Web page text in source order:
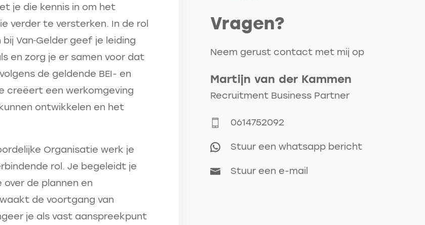
je die kennis in om het
verder te versterken. In de rol
Van Gelder geef je leiding
en zorg je er samen voor dat
de geldende BEI- en
creëert een werkomgeving
ontwikkelen en het
Organisatie werk je
rol. Je begeleidt je
de plannen en
de voortgang van
je als vast aanspreekpunt
Vragen?
Neem gerust contact met mij op
Martijn van der Kammen
Recruitment Business Partner
0614752092
Stuur een whatsapp bericht
Stuur een e-mail